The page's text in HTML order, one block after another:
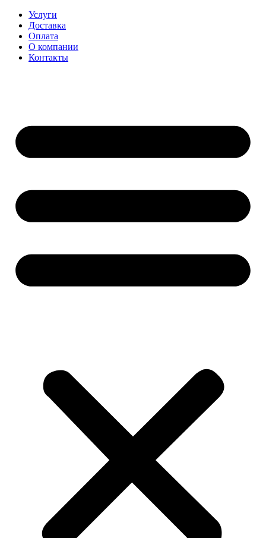
Перейти
содержимому
Услуги
Доставка
Оплата
О компании
Контакты